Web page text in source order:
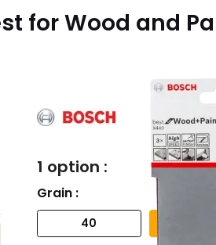
for Wood and
1 option :
Grain :
40